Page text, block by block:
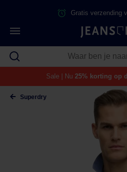
Gratis verzending
Sale | Nu 25% korting op
Superdry